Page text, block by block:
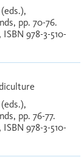
pp. 70-76.
978-3-510-
pp. 76-77.
978-3-510-